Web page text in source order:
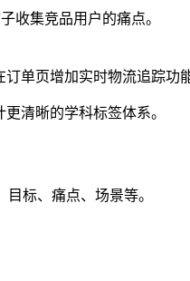
收集竞品用户的痛点。
单页增加实时物流追踪功能
清晰的学科标签体系。
标、痛点、场景等。